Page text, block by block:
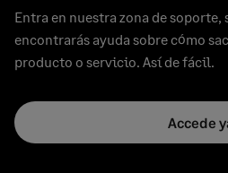
Entra en nuestra zona de
encontrarás ayuda sobre cómo
producto o servicio. Así de fácil.
Accede